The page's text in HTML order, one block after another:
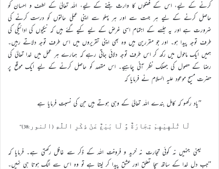
کرنے کے لیے، اس کے فضلوں کا وارث بننے کے لیے، اللہ تعالیٰ کے لطف و احسان کو
حاصل کرنے کے لیے ہر جہت سے اور ہر پہلو سے اپنی عملی حالتوں کو درست کرنے کی
ضرورت ہے اور یہ جلسے کے اہتمام اسی غرض کے لیے کیے گئے ہیں کہ نیکیوں کی ادائیگی کی
طرف توجہ پیدا ہو۔ اور جو مقررین ہیں وہ بھی اپنی تقریروں میں اس طرف توجہ دلاتے رہیں۔
ہمیں ایک ماحول میں رکھ کر اس طرف توجہ دلائی جاتی رہے کہ ہمارے ہر عمل میں خدا تعالیٰ کی
رضا کے حصول کی جھلک نظر آنی چاہیے۔ اس مقصد کو حاصل کرنے کے لیے ایک موقع پر
حضرت مسیح موعود علیہ السلام نے فرمایا کہ
’’یاد رکھو کہ کامل بندے اللہ تعالیٰ کے وہی ہوتے ہیں جن کی نسبت فرمایا ہے
لَا تُلْهِيْهِمْ تِجَارَةٌ وَّ لَا بَيْعٌ عَنْ ذِكْرِ اللّٰهِ (النور:38)‘‘
یعنی جنہیں نہ کوئی تجارت نہ خرید و فروخت اللہ کے ذکر سے غافل رکھتی ہے۔ فرمایا کہ
’’جب دل خدا کے ساتھ سچا تعلق اور عشق پیدا کر لیتا ہے تو وہ اس سے الگ ہوتا ہی نہیں۔